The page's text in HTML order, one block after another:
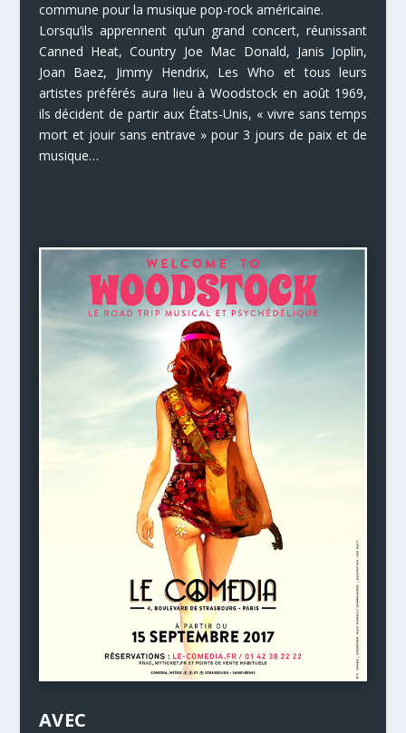
commune pour la musique pop-rock américaine.
Lorsqu’ils apprennent qu’un grand concert, réunissant
Canned Heat, Country Joe Mac Donald, Janis Joplin,
Joan Baez, Jimmy Hendrix, Les Who et tous leurs
artistes préférés aura lieu à Woodstock en août 1969,
ils décident de partir aux États-Unis, « vivre sans temps
mort et jouir sans entrave » pour 3 jours de paix et de
musique…
AVEC